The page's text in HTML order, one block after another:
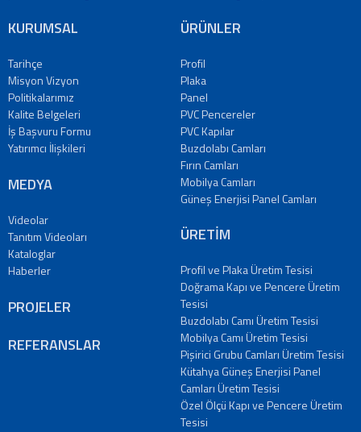
Buzdolabı
Camları
Fırın
Camları
Mobilya
Güneş
Panel
Camları
ÜRETİM
REFERANSLAR
Videolar
KURUMSAL
Tarihçe
Misyon Vizyon
Politikalarımız
Kalite Belgeleri
İş Başvuru Formu
Yatırımcı İlişkileri
MEDYA
Videolar
Tanıtım Videoları
Kataloglar
Haberler
PROJELER
REFERANSLAR
ÜRÜNLER
Profil
Plaka
Panel
PVC Pencereler
PVC Kapılar
Buzdolabı Camları
Fırın Camları
Mobilya Camları
Güneş Enerjisi Panel Camları
ÜRETİM
Profil ve Plaka Üretim Tesisi
Doğrama Kapı ve Pencere Üretim
Tesisi
Buzdolabı Camı Üretim Tesisi
Mobilya Camı Üretim Tesisi
Pişirici Grubu Camları Üretim Tesisi
Kütahya Güneş Enerjisi Panel
Camları Üretim Tesisi
Özel Ölçü Kapı ve Pencere Üretim
Tesisi